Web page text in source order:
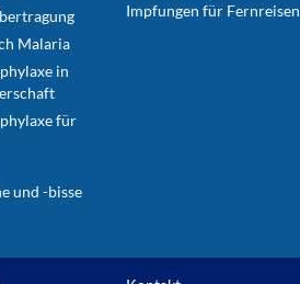
Malaria
in
für
und -bisse
Impfungen für Fernreisen